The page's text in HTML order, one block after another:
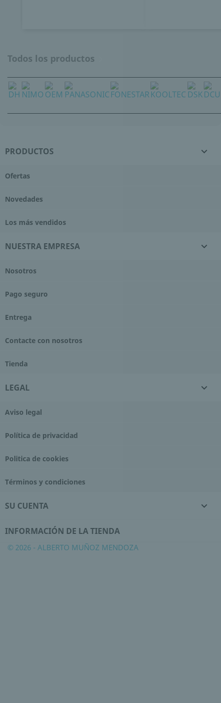
Todos los productos
PRODUCTOS 
Ofertas
Novedades
Los más vendidos
NUESTRA EMPRESA 
Nosotros
Pago seguro
Entrega
Contacte con nosotros
Tienda
LEGAL 
Aviso legal
Política de privacidad
Politica de cookies
Términos y condiciones
SU CUENTA 
INFORMACIÓN DE LA TIENDA
© 2026 - ALBERTO MUÑOZ MENDOZA